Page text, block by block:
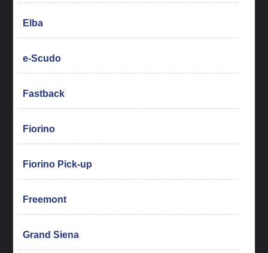
Elba
e-Scudo
Fastback
Fiorino
Fiorino Pick-up
Freemont
Grand Siena